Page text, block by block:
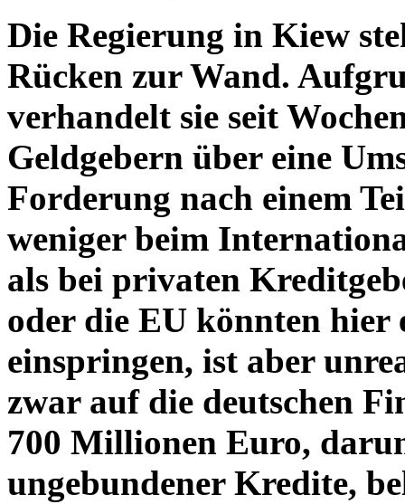
Die Regierung in Kiew
Rücken zur Wand.
verhandelt sie seit
Geldgebern über eine
Forderung nach einem
weniger beim
als bei privaten
oder die EU könnten hier
einspringen, ist aber
zwar auf die deutschen
700 Millionen Euro,
ungebundener Kredite,